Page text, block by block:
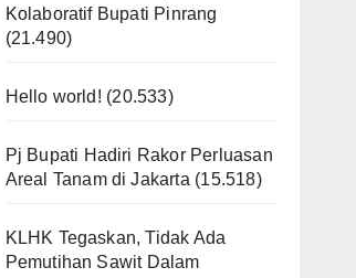
Kolaboratif Bupati Pinrang
(21.490)
Hello world! (20.533)
Pj Bupati Hadiri Rakor Perluasan
Areal Tanam di Jakarta (15.518)
KLHK Tegaskan, Tidak Ada
Pemutihan Sawit Dalam